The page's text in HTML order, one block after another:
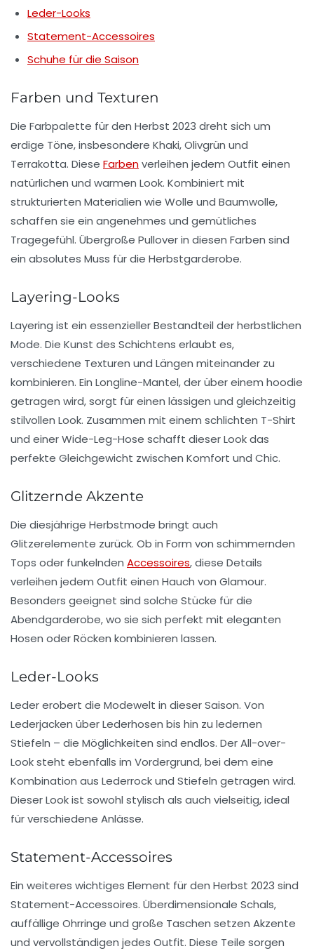
Leder-Looks
Statement-Accessoires
Schuhe für die Saison
Farben und Texturen
Die Farbpalette für den Herbst 2023 dreht sich um
erdige Töne, insbesondere Khaki,Olivgrün und
Terrakotta. Diese Farbenverleihen jedem Outfit einen
natürlichen und warmen Look. Kombiniert mit
strukturierten Materialien wie Wolle und Baumwolle,
schaffen sie ein angenehmes und gemütliches
Tragegefühl. Übergroße Pulloverin diesen Farben sind
ein absolutes Muss für die Herbstgarderobe.
Layering-Looks
Layering ist ein essenzieller Bestandteil der herbstlichen
Mode. Die Kunst des Schichtens erlaubt es,
verschiedene Texturen und Längen miteinander zu
kombinieren. Ein Longline-Mantel, der über einem hoodie
getragen wird, sorgt für einen lässigen und gleichzeitig
stilvollen Look. Zusammen mit einem schlichten T-Shirt
und einerWide-Leg-Hose schafft dieser Look das
perfekte Gleichgewicht zwischen Komfort und Chic.
Glitzernde Akzente
Die diesjährige Herbstmode bringt auch
Glitzerelemente zurück. Ob in Form von schimmernden
Tops oder funkelnden Accessoires, diese Details
verleihen jedem Outfit einen Hauch von Glamour.
Besonders geeignet sind solche Stücke für die
Abendgarderobe, wo sie sich perfekt mit eleganten
Hosen oderRöcken kombinieren lassen.
Leder-Looks
Leder erobert die Modewelt in dieser Saison. Von
Lederjacken überLederhosen bis hin zu ledernen
Stiefeln – die Möglichkeiten sind endlos. DerAll-over-
Looksteht ebenfalls im Vordergrund, bei dem eine
Kombination aus Lederrockund Stiefeln getragen wird.
Dieser Look ist sowohl stylisch als auch vielseitig, ideal
für verschiedene Anlässe.
Statement-Accessoires
Ein weiteres wichtiges Element für den Herbst 2023 sind
Statement-Accessoires. Überdimensionale Schals,
auffällige Ohrringe und große Taschen setzen Akzente
und vervollständigen jedes Outfit. Diese Teile sorgen